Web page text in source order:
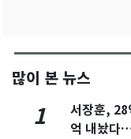
많이 본 뉴스
1
서장훈, 28
억 내놨다